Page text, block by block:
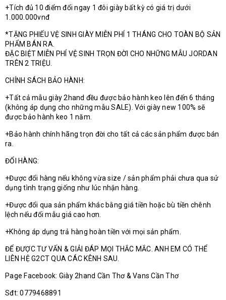
+Tích đủ 10 điểm đổi ngay 1 đôi giày bất kỳ có giá trị dưới
1.000.000vnđ
*TẶNG PHIẾU VỆ SINH GIÀY MIỄN PHÍ 1 THÁNG CHO TOÀN BỘ SẢN
PHẨM BÁN RA.
ĐẶC BIỆT MIỄN PHÍ VỆ SINH TRỌN ĐỜI CHO NHỮNG MẪU JORDAN
TRÊN 2 TRIỆU.
CHÍNH SÁCH BẢO HÀNH:
+Tất cả mẫu giày 2hand đều được bảo hành keo lên đến 6 tháng
(không áp dụng cho những mẫu SALE). Với giày new 100% sẽ
được bảo hành keo 1 năm.
+Bảo hành chính hãng trọn đời cho tất cả các sản phẩm được bán
ra.
ĐỔI HÀNG:
+Được đổi hàng nếu không vừa size / sản phẩm phải chưa qua sử
dụng tình trạng giống như lúc nhận hàng.
+Được đổi qua sản phẩm khác bằng giá tiền hoặc bù tiền chênh
lệch nếu đổi mẫu giá cao hơn.
+Không áp dụng trả hàng hoàn tiền với mọi sản phẩm.
ĐỂ ĐƯỢC TƯ VẤN & GIẢI ĐÁP MỌI THẮC MẮC. ANH EM CÓ THỂ
LIÊN HỆ G2CT QUA CÁC KÊNH SAU.
Page Facebook: Giày 2hand Cần Thơ & Vans Cần Thơ
Sđt: 0779468891